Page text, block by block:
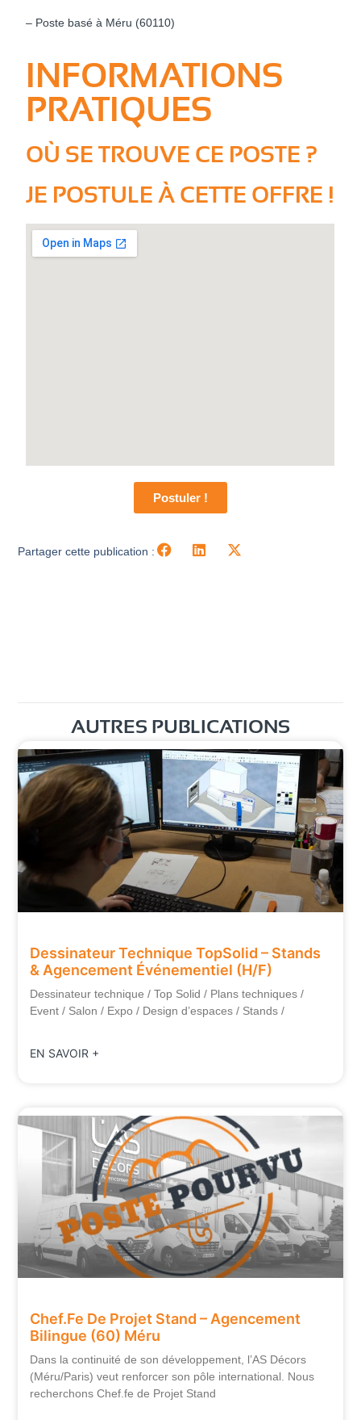
– Poste basé à Méru (60110)
INFORMATIONS
PRATIQUES
OÙ SE TROUVE CE POSTE ?
JE POSTULE À CETTE OFFRE !
Postuler !
Partager cette publication :
AUTRES PUBLICATIONS
Dessinateur Technique TopSolid – Stands
& Agencement Événementiel (H/F)
Dessinateur technique / Top Solid / Plans techniques /
Event / Salon / Expo / Design d’espaces / Stands /
EN SAVOIR +
Chef.fe De Projet Stand – Agencement
Bilingue (60) Méru
Dans la continuité de son développement, l’AS Décors
(Méru/Paris) veut renforcer son pôle international. Nous
recherchons Chef.fe de Projet Stand